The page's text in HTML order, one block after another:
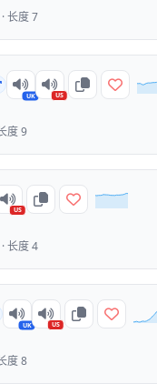
长度 7
UK US
度 9
US
长度 4
UK US
度 8